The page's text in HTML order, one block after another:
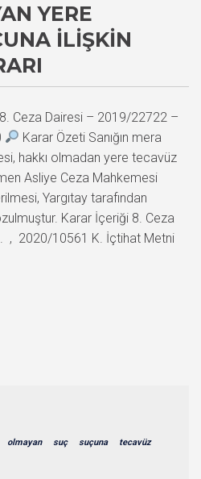
YERE
İLIŞKIN
Ceza Dairesi – 2019/22722 –
Karar Özeti Sanığın mera
hakkı olmadan yere tecavüz
Asliye Ceza Mahkemesi
Yargıtay tarafından
Karar İçeriği 8. Ceza
10561 K. İçtihat Metni
olmayan suç suçuna tecavüz